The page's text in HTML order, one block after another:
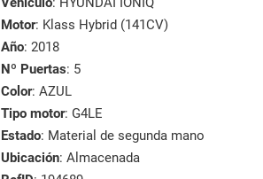
Motor: Klass Hybrid (141CV)
Año: 2018
Nº Puertas: 5
Color: AZUL
Tipo motor: G4LE
Estado: Material de segunda mano
Ubicación: Almacenada